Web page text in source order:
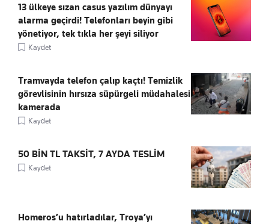
13 ülkeye sızan casus yazılım dünyayı
alarma geçirdi! Telefonları beyin gibi
yönetiyor, tek tıkla her şeyi siliyor
Kaydet
Tramvayda telefon çalıp kaçtı! Temizlik
görevlisinin hırsıza süpürgeli müdahalesi
kamerada
Kaydet
50 BİN TL TAKSİT, 7 AYDA TESLİM
Kaydet
Homeros’u hatırladılar, Troya’yı